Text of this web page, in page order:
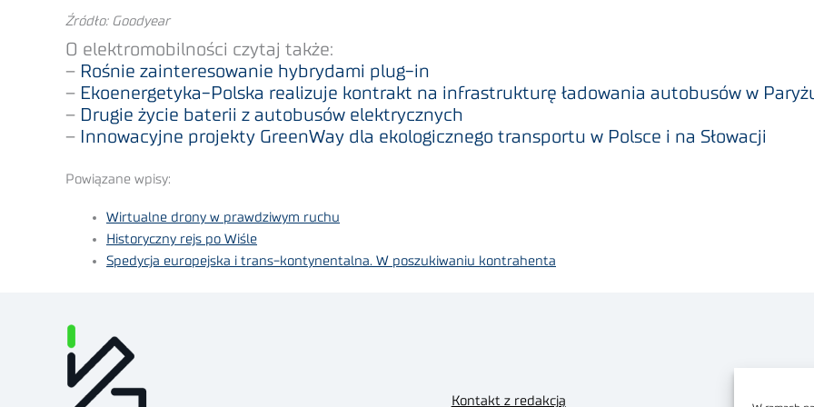
Źródło: Goodyear
O elektromobilności czytaj także:
– Rośnie zainteresowanie hybrydami plug-in
– Ekoenergetyka-Polska realizuje kontrakt na infrastrukturę ładowania autobusów w
– Drugie życie baterii z autobusów elektrycznych
– Innowacyjne projekty GreenWay dla ekologicznego transportu w Polsce i na Słowacji
Powiązane wpisy:
Wirtualne drony w prawdziwym ruchu
Historyczny rejs po Wiśle
Spedycja europejska i trans-kontynentalna. W poszukiwaniu kontrahenta
Kontakt z redakcją